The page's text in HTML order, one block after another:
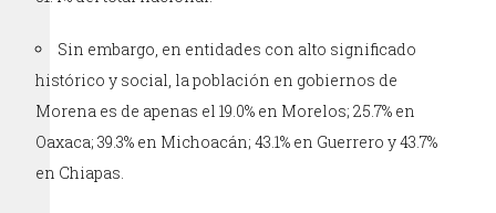
Sin embargo, en entidades con alto significado
histórico y social, la población en gobiernos de
Morena es de apenas el 19.0% en Morelos; 25.7% en
Oaxaca; 39.3% en Michoacán; 43.1% en Guerrero y 43.7%
en Chiapas.